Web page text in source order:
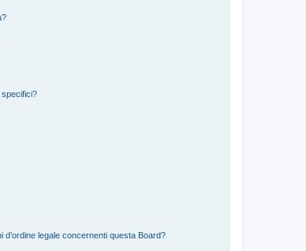
legale concernenti questa Board?